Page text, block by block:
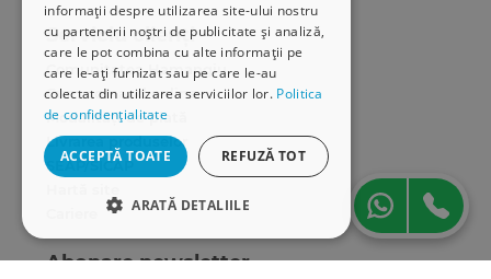
informații despre utilizarea site-ului nostru
cu partenerii noștri de publicitate și analiză,
care le pot combina cu alte informații pe
care le-ați furnizat sau pe care le-au
colectat din utilizarea serviciilor lor. Politica
de confidențialitate
ACCEPTĂ TOATE REFUZĂ TOT
ARATĂ DETALIILE
Serviciu clienți
Comunitatea Hamangiu
Cum comand online
Modalități de plată
Livrarea produselor
SEAP/SICAP
Abonare newsletter